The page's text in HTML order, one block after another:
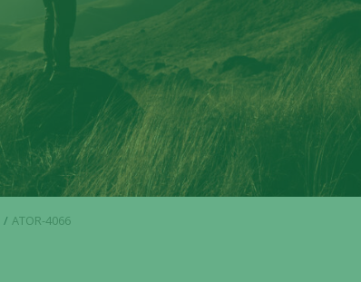
ATOR-4066